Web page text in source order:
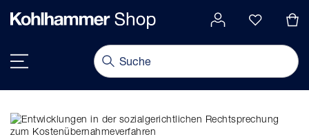
springen